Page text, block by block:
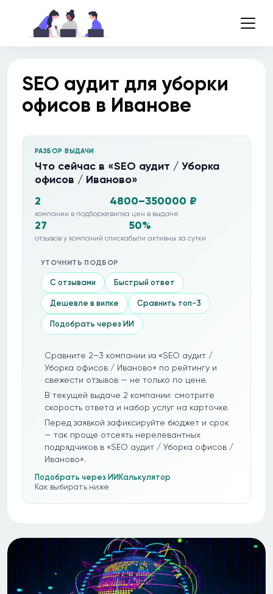
SEO аудит для уборки
офисов в Иванове
РАЗБОР ВЫДАЧИ
Что сейчас в «SEO аудит / Уборка
офисов / Иваново»
2
компании в подборке
4800–350000 ₽
вилка цен в выдаче
27
отзывов у компаний списка
50%
были активны за сутки
УТОЧНИТЬ ПОДБОР
С отзывами Быстрый ответ
Дешевле в вилке Сравнить топ-3
Подобрать через ИИ
Сравните 2–3 компании из «SEO аудит /
Уборка офисов / Иваново» по рейтингу и
свежести отзывов — не только по цене.
В текущей выдаче 2 компании: смотрите
скорость ответа и набор услуг на карточке.
Перед заявкой зафиксируйте бюджет и срок
— так проще отсеять нерелевантных
подрядчиков в «SEO аудит / Уборка офисов /
Иваново».
Подобрать через ИИ Калькулятор
Как выбирать ниже